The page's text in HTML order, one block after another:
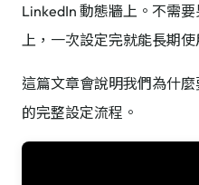
LinkedIn 動態牆上。不需
上，一次設定完就能長期使
這篇文章會說明我們為什
的完整設定流程。